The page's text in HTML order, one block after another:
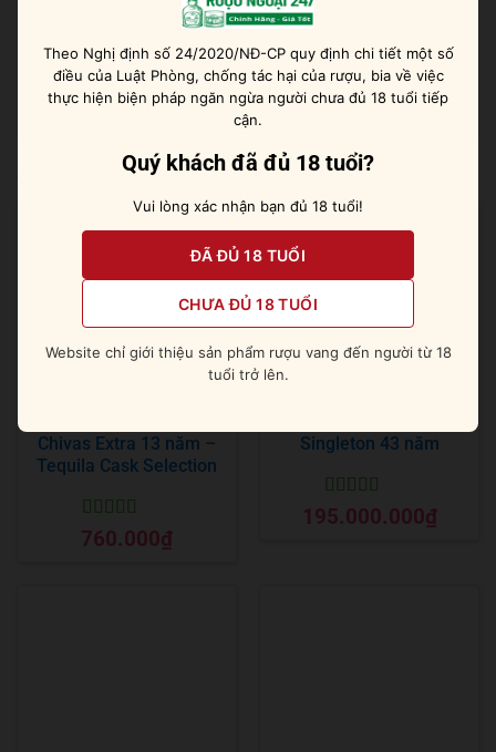
– Hậu vị: Kết thúc ngọt ngào với kẹo dẻo, gia vị nướng
ngọt, gỗ sồi nướng và mật ong.
Sản phẩm tương tự
Chivas Extra 13 năm –
Tequila Cask Selection
Được xếp
hạng 55 sao
760.000₫
Singleton 43 năm
Được xếp
hạng5 5 sao
195.000.000₫
Theo Nghị định số 24/2020/NĐ-CP quy định chi tiết một số
điều của Luật Phòng, chống tác hại của rượu, bia về việc
thực hiện biện pháp ngăn ngừa người chưa đủ 18 tuổi tiếp
cận.
Quý khách đã đủ 18 tuổi?
Vui lòng xác nhận bạn đủ 18 tuổi!
ĐÃ ĐỦ 18 TUỔI
CHƯA ĐỦ 18 TUỔI
Website chỉ giới thiệu sản phẩm rượu vang đến người từ 18
tuổi trở lên.